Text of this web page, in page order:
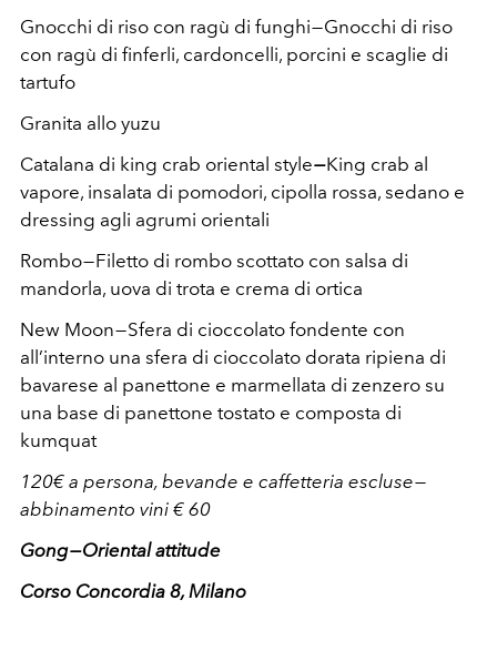
Gnocchi di riso con ragù di funghi — Gnocchi di riso
con ragù di finferli, cardoncelli, porcini e scaglie di
tartufo
Granita allo yuzu
Catalana di king crab oriental style—King crab al
vapore, insalata di pomodori, cipolla rossa, sedano e
dressing agli agrumi orientali
Rombo — Filetto di rombo scottato con salsa di
mandorla, uova di trota e crema di ortica
New Moon — Sfera di cioccolato fondente con
all’interno una sfera di cioccolato dorata ripiena di
bavarese al panettone e marmellata di zenzero su
una base di panettone tostato e composta di
kumquat
120€ a persona, bevande e caffetteria escluse —
abbinamento vini € 60
Gong — Oriental attitude
Corso Concordia 8, Milano